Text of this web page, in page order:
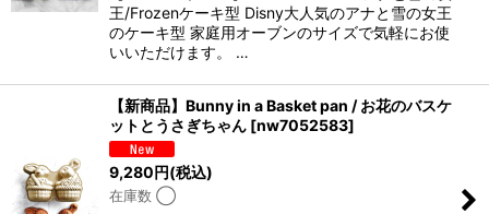
王/Frozenケーキ型 Disny大人気のアナと雪の女王
のケーキ型 家庭用オーブンのサイズで気軽にお使
いいただけます。 …
【新商品】Bunny in a Basket pan / お花のバスケ
ットとうさぎちゃん [nw7052583]
9,280円(税込)
在庫数 ◯